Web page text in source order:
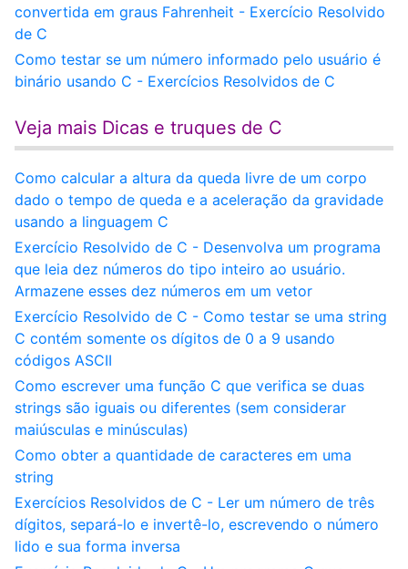
convertida em graus Fahrenheit - Exercício Resolvido
de C
Como testar se um número informado pelo usuário é
binário usando C - Exercícios Resolvidos de C
Veja mais Dicas e truques de C
Como calcular a altura da queda livre de um corpo
dado o tempo de queda e a aceleração da gravidade
usando a linguagem C
Exercício Resolvido de C - Desenvolva um programa
que leia dez números do tipo inteiro ao usuário.
Armazene esses dez números em um vetor
Exercício Resolvido de C - Como testar se uma string
C contém somente os dígitos de 0 a 9 usando
códigos ASCII
Como escrever uma função C que verifica se duas
strings são iguais ou diferentes (sem considerar
maiúsculas e minúsculas)
Como obter a quantidade de caracteres em uma
string
Exercícios Resolvidos de C - Ler um número de três
dígitos, separá-lo e invertê-lo, escrevendo o número
lido e sua forma inversa